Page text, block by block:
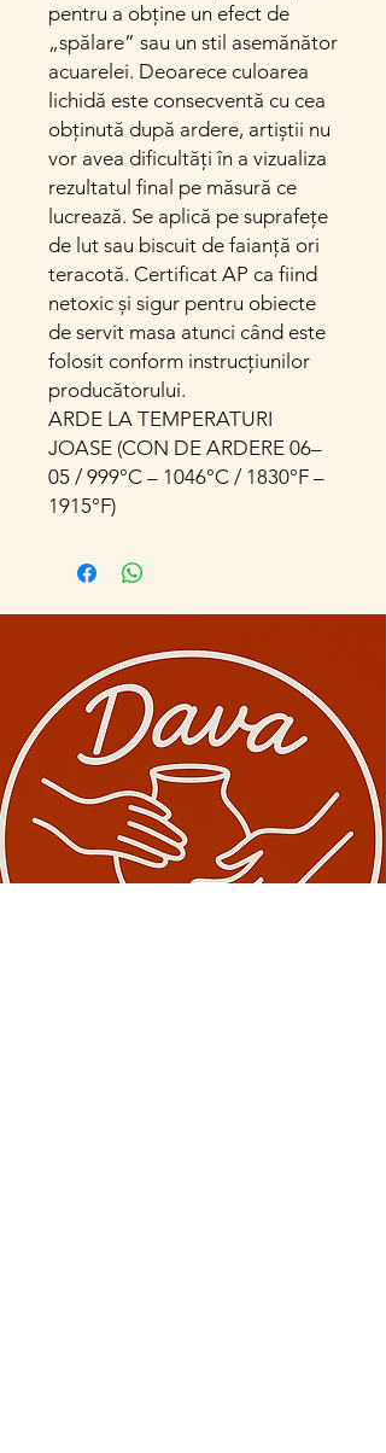
pentru a obține un efect de
„spălare” sau un stil asemănător
acuarelei. Deoarece culoarea
lichidă este consecventă cu cea
obținută după ardere, artiștii nu
vor avea dificultăți în a vizualiza
rezultatul final pe măsură ce
lucrează. Se aplică pe suprafețe
de lut sau biscuit de faianță ori
teracotă. Certificat AP ca fiind
netoxic și sigur pentru obiecte
de servit masa atunci când este
folosit conform instrucțiunilor
producătorului.
ARDE LA TEMPERATURI
JOASE (CON DE ARDERE 06–
05 / 999°C – 1046°C / 1830°F –
1915°F)